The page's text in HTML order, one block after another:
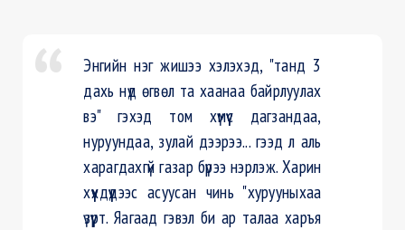
Энгийн нэг жишээ хэлэхэд, "танд 3
дахь нүд өгвөл та хаанаа байрлуулах
вэ" гэхэд том хүмүүс дагзандаа,
нуруундаа, зулай дээрээ... гээд л аль
харагдахгүй газар бүрээ нэрлэж. Харин
хүүхдүүдээс асуусан чинь "хурууныхаа
үзүүрт. Яагаад гэвэл би ар талаа харъя